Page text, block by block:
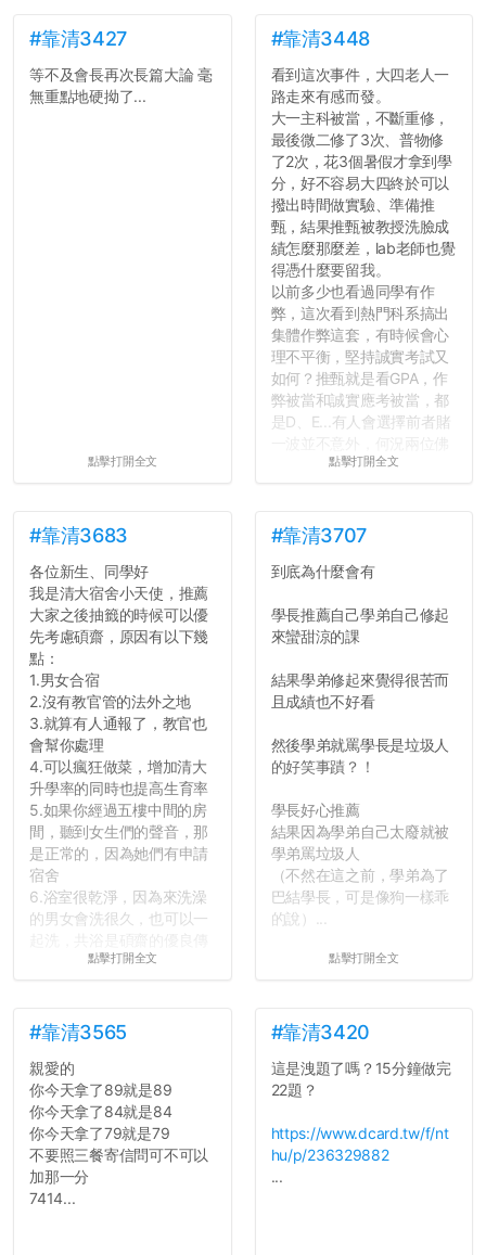
#靠清3427
等不及會長再次長篇大論 毫
無重點地硬拗了...
點擊打開全文
#靠清3448
看到這次事件，大四老人一
路走來有感而發。
大一主科被當，不斷重修，
最後微二修了3次、普物修
了2次，花3個暑假才拿到學
分，好不容易大四終於可以
撥出時間做實驗、準備推
甄，結果推甄被教授洗臉成
績怎麼那麼差，lab老師也覺
得憑什麼要留我。
以前多少也看過同學有作
弊，這次看到熱門科系搞出
集體作弊這套，有時候會心
理不平衡，堅持誠實考試又
如何？推甄就是看GPA，作
弊被當和誠實應考被當，都
是D、E...有人會選擇前者賭
心教授看起來要輕輕放下
長作弊的風氣。
反正老人我明天就要搬離新
關，就當最後一天發個牢騷
吧XD，祝學弟妹們修課順利
點擊打開全文
#靠清3683
各位新生、同學好
我是清大宿舍小天使，推薦
大家之後抽籤的時候可以優
先考慮碩齋，原因有以下幾
點：
1.男女合宿
2.沒有教官管的法外之地
3.就算有人通報了，教官也
會幫你處理
4.可以瘋狂做菜，增加清大
升學率的同時也提高生育率
5.如果你經過五樓中間的房
間，聽到女生們的聲音，那
是正常的，因為她們有申請
宿舍
6.浴室很乾淨，因為來洗澡
的男女會洗很久，也可以一
舍房間，都歡迎留言讓我知
道...
點擊打開全文
#靠清3707
到底為什麼會有
學長推薦自己學弟自己修起
來蠻甜涼的課
結果學弟修起來覺得很苦而
且成績也不好看
然後學弟就罵學長是垃圾人
的好笑事蹟？！
學長好心推薦
結果因為學弟自己太廢就被
學弟罵垃圾人
（不然在這之前，學弟為了
巴結學長，可是像狗一樣乖
的說）...
點擊打開全文
#靠清3565
親愛的
你今天拿了89就是89
你今天拿了84就是84
你今天拿了79就是79
不要照三餐寄信問可不可以
加那一分
7414...
#靠清3420
這是洩題了嗎？15分鐘做完
22題？
https://www.dcard.tw/f/nt
hu/p/236329882
...